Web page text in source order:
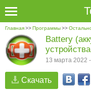
Главная>>Программы>>
Скачать
Battery
устройства
13 марта 2022